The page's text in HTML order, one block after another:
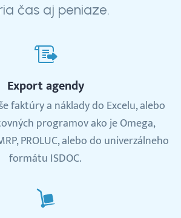
čas aj peniaze.
Export agendy
faktúry a náklady do Excelu, alebo
programov ako je Omega,
PROLUC, alebo do univerzálneho
formátu ISDOC.